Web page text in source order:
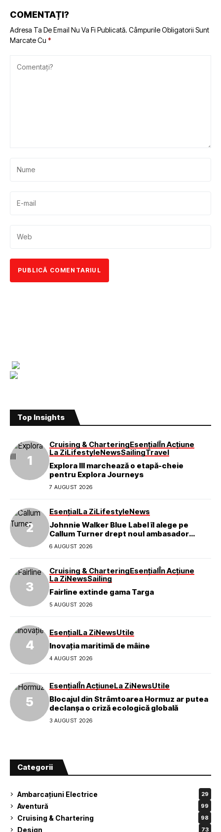
COMENTAȚI?
Adresa Ta De Email Nu Va Fi Publicată. Câmpurile Obligatorii Sunt
Marcate Cu *
Top Insights
Cruising & CharteringEsențialÎn Acțiune
La ZiLifestyleNewsSailingTravel
Explora III marchează o etapă-cheie
pentru Explora Journeys
7 AUGUST 2026
EsențialLa ZiLifestyleNews
Johnnie Walker Blue Label îl alege pe
Callum Turner drept noul ambasador
global al mărcii
6 AUGUST 2026
Cruising & CharteringEsențialÎn Acțiune
La ZiNewsSailing
Fairline extinde gama Targa
5 AUGUST 2026
EsențialLa ZiNewsUtile
Inovația maritimă de mâine
4 AUGUST 2026
EsențialÎn AcțiuneLa ZiNewsUtile
Blocajul din Strâmtoarea Hormuz ar putea
declanșa o criză ecologică globală
3 AUGUST 2026
Categorii
Ambarcațiuni Electrice 29
Aventură 99
Cruising & Chartering 98
Design 73